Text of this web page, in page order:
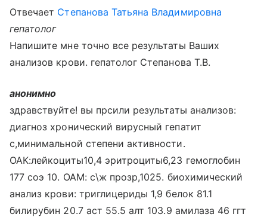
Отвечает Степанова Татьяна Владимировна
гепатолог
Напишите мне точно все результаты Ваших
анализов крови. гепатолог Степанова Т.В.
анонимно
здравствуйте! вы прсили результаты анализов:
диагноз хронический вирусный гепатит
с,минимальной степени активности.
ОАК:лейкоциты10,4 эритроциты6,23 гемоглобин
177 соэ 10. ОАМ: с\ж прозр,1025. биохимический
анализ крови: триглицериды 1,9 белок 81.1
билирубин 20.7 аст 55.5 алт 103.9 амилаза 46 ггт